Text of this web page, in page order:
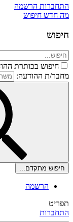
התחברות הרשמה
מה חדש חיפוש
חיפוש
חיפוש בכותרת
מחבר/ת ההודעה:
חיפוש מתקדם...
הרשמה
תפריט
התחברות